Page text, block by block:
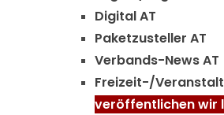
Digital AT
Paketzusteller AT
Verbands-News AT
Freizeit-/
veröffentlichen wir